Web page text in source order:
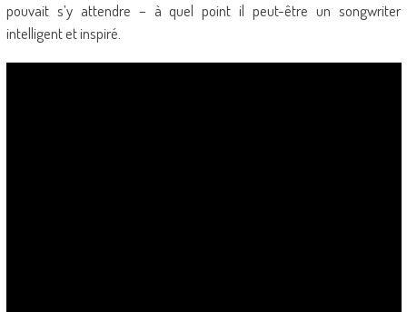
pouvait s’y attendre – à quel point il peut-être un songwriter
intelligent et inspiré.